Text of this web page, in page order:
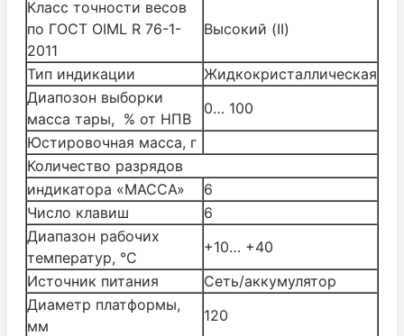
Класс точности весов
по ГОСТ OIML R 76-1-
2011
Высокий (II)
Тип индикации
Жидкокристаллическая
Диапозон выборки
масса тары, % от НПВ
0… 100
Юстировочная масса, г
Количество разрядов
индикатора «МАССА»
6
Число клавиш
6
Диапазон рабочих
температур, °С
+10… +40
Источник питания
Cеть/аккумулятор
Диаметр платформы,
мм
120